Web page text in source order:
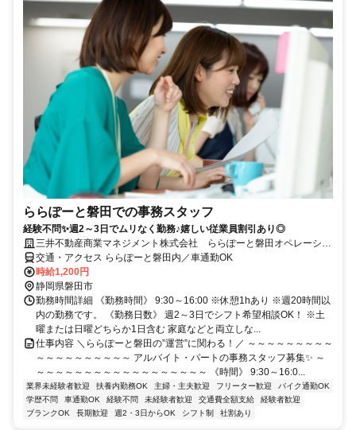
ららぽーと磐田での事務スタッフ
経験不問✨週2～3日でムリなく勤務♪嬉しい従業員割引あり◎
三井不動産商業マネジメント株式会社 ららぽーと磐田オペレーショ
ンセンター
交通・アクセス ららぽーと磐田内／車通勤OK
時給1,200円
静岡県磐田市
勤務時間詳細 《勤務時間》 9:30～16:00 ※休憩1hあり ※週20時間以
内の勤務です。 《勤務日数》 週2～3日でシフト希望相談OK！ ※土
曜または日曜どちらか1日含む 家庭などと両立しな...
仕事内容 ＼ららぽーと磐田の”運営”に関わる！／ ～～～～～～～～～
～～～～～～～～～～ アルバイト・パートの事務スタッフ募集✨ ～
～～～～～～～～～～～～～～～～～～ 《時間》 9:30～16:0...
業界未経験者歓迎 扶養内勤務OK 主婦・主夫歓迎 フリーター歓迎
バイク通勤OK
学歴不問
車通勤OK 経験不問 未経験者歓迎 交通費全額支給
経験者歓迎
ブランクOK
長期歓迎 週2・3日からOK シフト制 社割あり